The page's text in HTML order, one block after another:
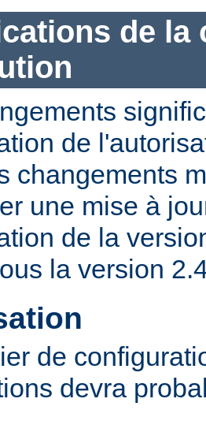
de la
de
changements
une mise à
de la
la version
de
devra